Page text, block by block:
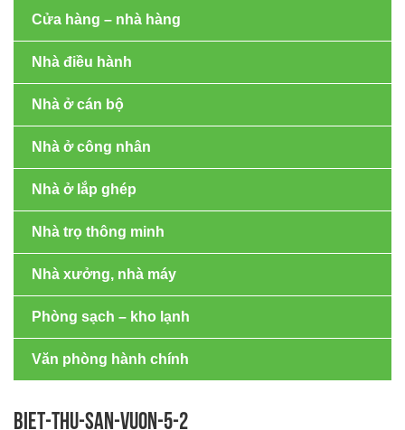
Cửa hàng – nhà hàng
Nhà điều hành
Nhà ở cán bộ
Nhà ở công nhân
Nhà ở lắp ghép
Nhà trọ thông minh
Nhà xưởng, nhà máy
Phòng sạch – kho lạnh
Văn phòng hành chính
BIET-THU-SAN-VUON-5-2